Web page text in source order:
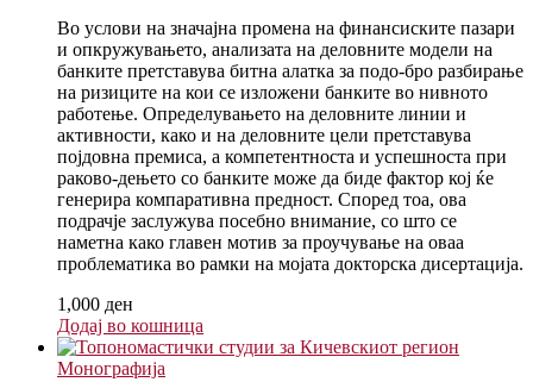
Во услови на значајна промена на финансиските пазари
и опкружувањето, анализата на деловните модели на
банките претставува битна алатка за подо-бро разбирање
на ризиците на кои се изложени банките во нивното
работење. Определувањето на деловните линии и
активности, како и на деловните цели претставува
појдовна премиса, а компетентноста и успешноста при
раково-дењето со банките може да биде фактор кој ќе
генерира компаративна предност. Според тоа, ова
подрачје заслужува посебно внимание, со што се
наметна како главен мотив за проучување на оваа
проблематика во рамки на мојата докторска дисертација.
1,000 ден
Додај во кошница
Монографија